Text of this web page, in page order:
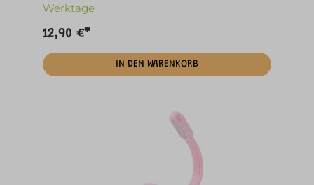
Werktage
12,90 €*
IN DEN WARENKORB